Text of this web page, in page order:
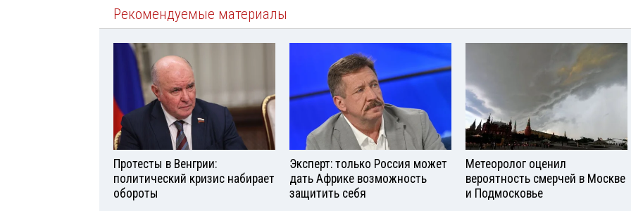
Рекомендуемые материалы
Протесты в Венгрии:
политический кризис набирает
обороты
Эксперт: только Россия может
дать Африке возможность
защитить себя
Метеоролог оценил
вероятность смерчей в Москве
и Подмосковье